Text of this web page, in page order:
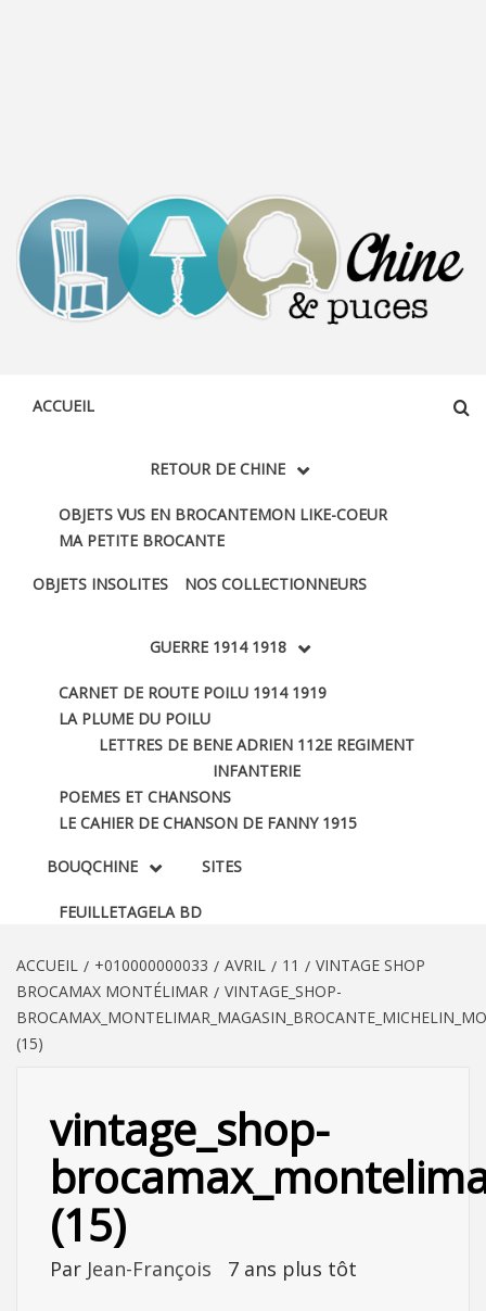
ACCUEIL
RETOUR DE CHINE
OBJETS VUS EN BROCANTEMON LIKE-COEUR
MA PETITE BROCANTE
OBJETS INSOLITES NOS COLLECTIONNEURS
GUERRE 1914 1918
CARNET DE ROUTE POILU 1914 1919
LA PLUME DU POILU
LETTRES DE BENE ADRIEN 112E REGIMENT
INFANTERIE
POEMES ET CHANSONS
LE CAHIER DE CHANSON DE FANNY 1915
BOUQCHINE
FEUILLETAGELA BD
SITES
ACCUEIL +010000000033 AVRIL 11
VINTAGE SHOP
BROCAMAX MONTÉLIMAR
VINTAGE_SHOP-
(15)
vintage_shop-
(15)
Par Jean-François 7 ans plus tôt